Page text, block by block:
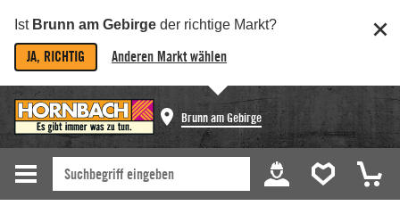
Ist Brunn am Gebirge der richtige Markt?
JA, RICHTIG Anderen Markt wählen
Brunn am Gebirge